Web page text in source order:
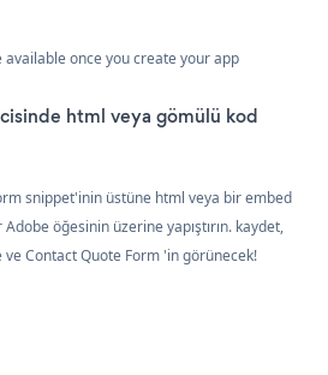
available once you create your app
html veya gömülü kod
snippet'inin üstüne html veya bir embed
öğesinin üzerine yapıştırın. kaydet,
ve Contact Quote Form 'in görünecek!